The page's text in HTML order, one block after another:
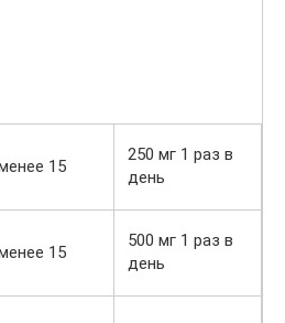
15
250 мг 1 раз в
день
15
500 мг 1 раз в
день